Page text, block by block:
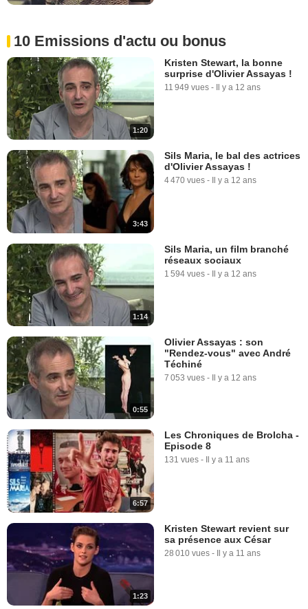
10 Emissions d'actu ou bonus
1:20
Kristen Stewart, la bonne
surprise d'Olivier Assayas !
11 949 vues - Il y a 12 ans
3:43
Sils Maria, le bal des actrices
d'Olivier Assayas !
4 470 vues - Il y a 12 ans
1:14
Sils Maria, un film branché
réseaux sociaux
1 594 vues - Il y a 12 ans
0:55
Olivier Assayas : son
"Rendez-vous" avec André
Téchiné
7 053 vues - Il y a 12 ans
6:57
Les Chroniques de Brolcha -
Episode 8
131 vues - Il y a 11 ans
1:23
Kristen Stewart revient sur
sa présence aux César
28 010 vues - Il y a 11 ans